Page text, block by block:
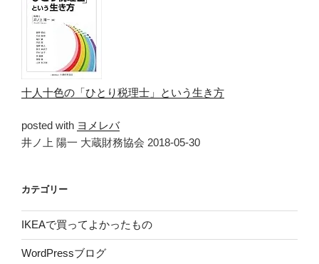
十人十色の「ひとり税理士」という生き方
posted with ヨメレバ
井ノ上 陽一 大蔵財務協会 2018-05-30
カテゴリー
IKEAで買ってよかったもの
WordPressブログ